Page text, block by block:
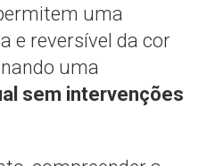
uma
e reversível da cor
uma
sem intervenções